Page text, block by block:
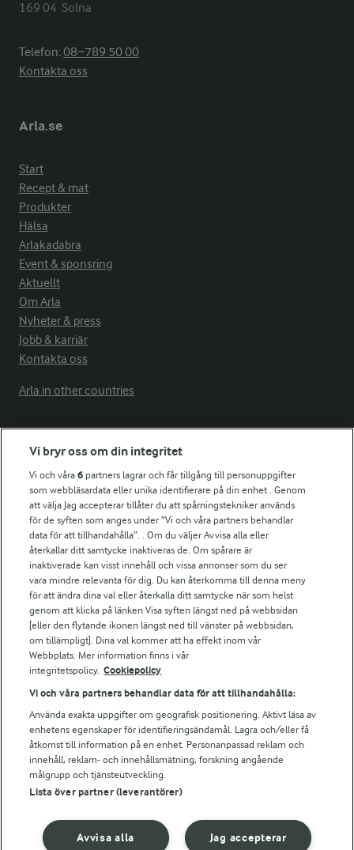
169 04  Solna
Telefon:08−789 50 00
Kontakta oss
Arla.se
Start
Recept & mat
Produkter
Hälsa
Arlakadabra
Event & sponsring
Aktuellt
Om Arla
Nyheter & press
Jobb & karriär
Kontakta oss
Arla in other countries
Fler Arlasajter
För ägare
Arlas kundportal
Arla.com
Falbygdens Ost
Arla webbshop
Bildbank
Följ oss
© 2026 Arla Foods
Integritetspolicy
Vi bryr oss om din integritet
Vi och våra6 partners lagrar och får tillgång till personuppgifter
som webbläsardata eller unika identifierare på din enhet . Genom
att välja Jag accepterar tillåter du att spårningstekniker används
för de syften som anges under ”Vi och våra partners behandlar
data för att tillhandahålla”. . Om du väljer Avvisa alla eller
återkallar ditt samtycke inaktiveras de. Om spårare är
inaktiverade kan visst innehåll och vissa annonser som du ser
vara mindre relevanta för dig. Du kan återkomma till denna meny
för att ändra dina val eller återkalla ditt samtycke när som helst
genom att klicka på länken Visa syften längst ned på webbsidan
[eller den flytande ikonen längst ned till vänster på webbsidan,
om tillämpligt]. Dina val kommer att ha effekt inom vår
Webbplats. Mer information finns i vår
integritetspolicy. Cookiepolicy
Vi och våra partners behandlar data för att tillhandahålla:
Använda exakta uppgifter om geografisk positionering. Aktivt läsa av
enhetens egenskaper för identifieringsändamål. Lagra och/eller få
åtkomst till information på en enhet. Personanpassad reklam och
innehåll, reklam- och innehållsmätning, forskning angående
målgrupp och tjänsteutveckling.
Lista över partner (leverantörer)
Jag accepterar
Avvisa alla